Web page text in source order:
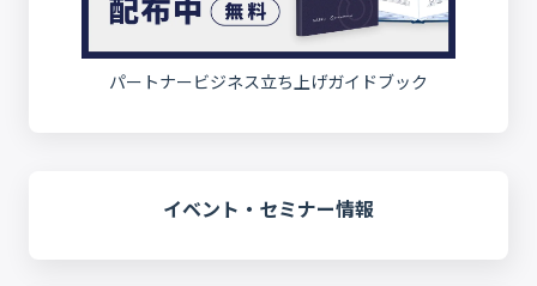
パートナービジネス立ち上げガイドブック
イベント・セミナー情報